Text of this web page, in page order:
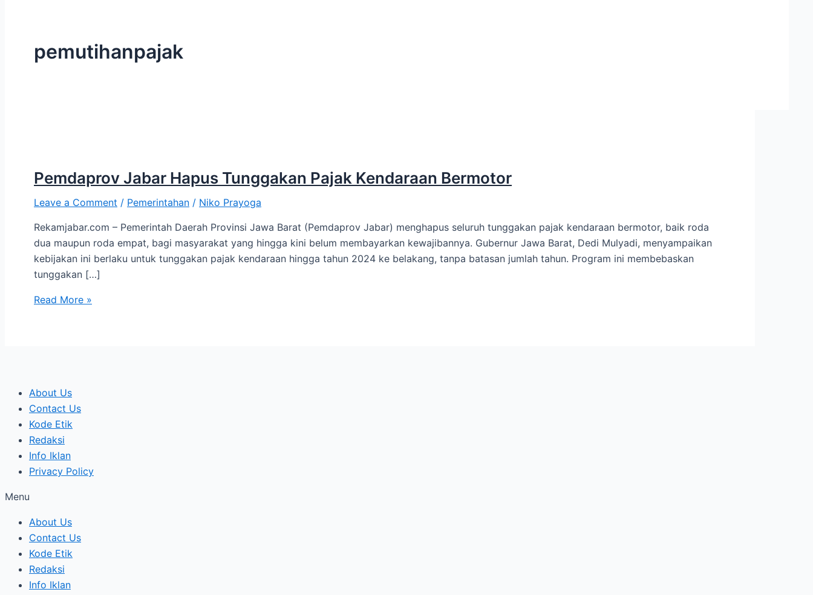
pemutihanpajak
Pemdaprov Jabar Hapus Tunggakan Pajak Kendaraan Bermotor
Leave a Comment / Pemerintahan / Niko Prayoga
Rekamjabar.com – Pemerintah Daerah Provinsi Jawa Barat (Pemdaprov Jabar) menghapus seluruh tunggakan pajak kendaraan bermotor, baik roda
dua maupun roda empat, bagi masyarakat yang hingga kini belum membayarkan kewajibannya. Gubernur Jawa Barat, Dedi Mulyadi, menyampaikan
kebijakan ini berlaku untuk tunggakan pajak kendaraan hingga tahun 2024 ke belakang, tanpa batasan jumlah tahun. Program ini membebaskan
tunggakan […]
Read More »
About Us
Contact Us
Kode Etik
Redaksi
Info Iklan
Privacy Policy
Menu
About Us
Contact Us
Kode Etik
Redaksi
Info Iklan